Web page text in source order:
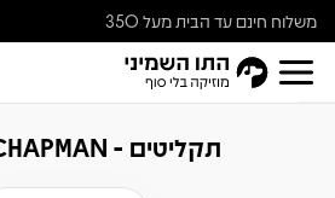
משלוח חינם עד הבית מעל 350
ש״ח
תקליטים - TRACY CHAPMAN